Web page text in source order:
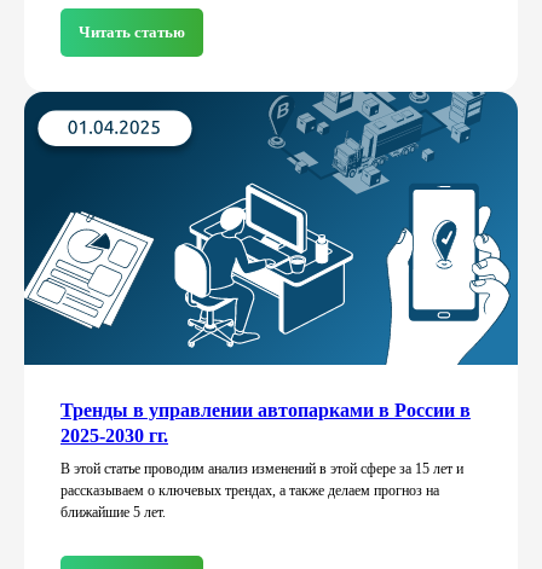
Читать статью
Тренды в управлении автопарками в России в
2025-2030 гг.
В этой статье проводим анализ изменений в этой сфере за 15 лет и
рассказываем о ключевых трендах, а также делаем прогноз на
ближайшие 5 лет.